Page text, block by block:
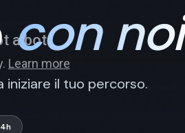
con noi
il tuo percorso.